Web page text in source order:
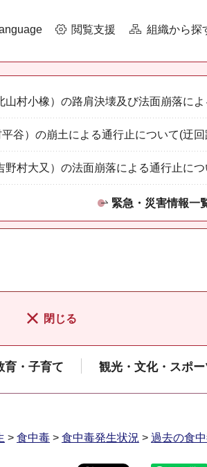
閲覧支援 組織から探
山村小橡）の路肩決壊及び法面崩落に
谷）の崩土による通行止について(迂
野村大又）の法面崩落による通行止につ
緊急・災害情報一
閉じる
育・子育て 観光・文化・スポー
> 食中毒 > 食中毒発生状況 > 過去の食